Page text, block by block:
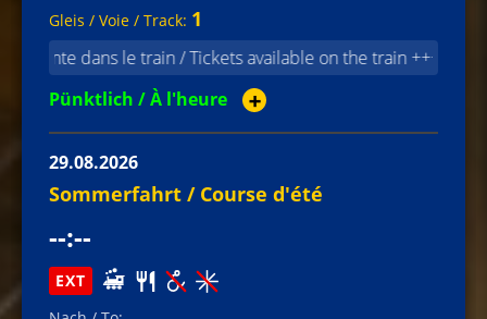
1
le train / Tickets available on the train +++ ⚠️ Infolge
Pünktlich / À l'heure
➕
29.08.2026
Sommerfahrt / Course d'été
--:--
EXT